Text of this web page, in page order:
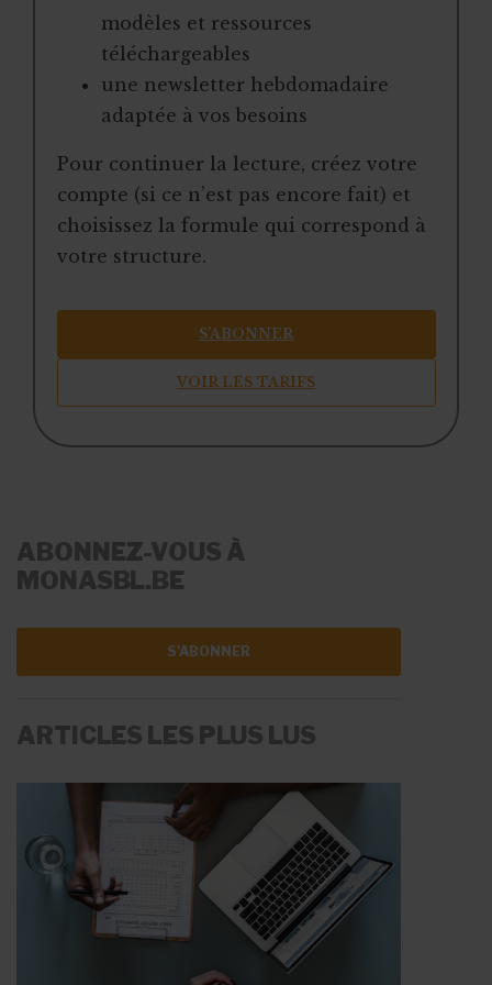
modèles et ressources
téléchargeables
une newsletter hebdomadaire
adaptée à vos besoins
Pour continuer la lecture, créez votre
compte (si ce n’est pas encore fait) et
choisissez la formule qui correspond à
votre structure.
S’ABONNER
VOIR LES TARIFS
ABONNEZ-VOUS À
MONASBL.BE
S'ABONNER
ARTICLES LES PLUS LUS
LA RÉMUNÉRATION
LES AIDES À L'EMPLOI